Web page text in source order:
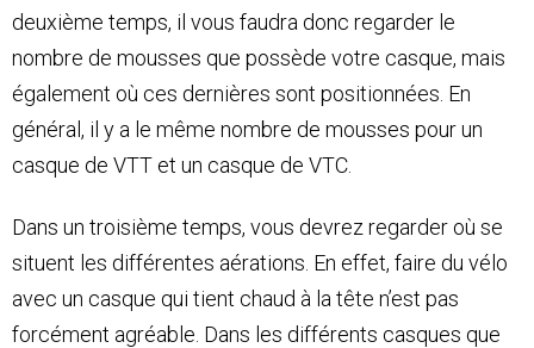
deuxième temps, il vous faudra donc regarder le
nombre de mousses que possède votre casque, mais
également où ces dernières sont positionnées. En
général, il y a le même nombre de mousses pour un
casque de VTT et un casque de VTC.
Dans un troisième temps, vous devrez regarder où se
situent les différentes aérations. En effet, faire du vélo
avec un casque qui tient chaud à la tête n’est pas
forcément agréable. Dans les différents casques que